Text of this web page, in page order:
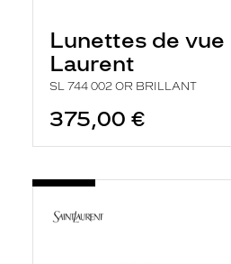
Lunettes de vue
Laurent
SL 744 002 OR BRILLANT
375,00 €